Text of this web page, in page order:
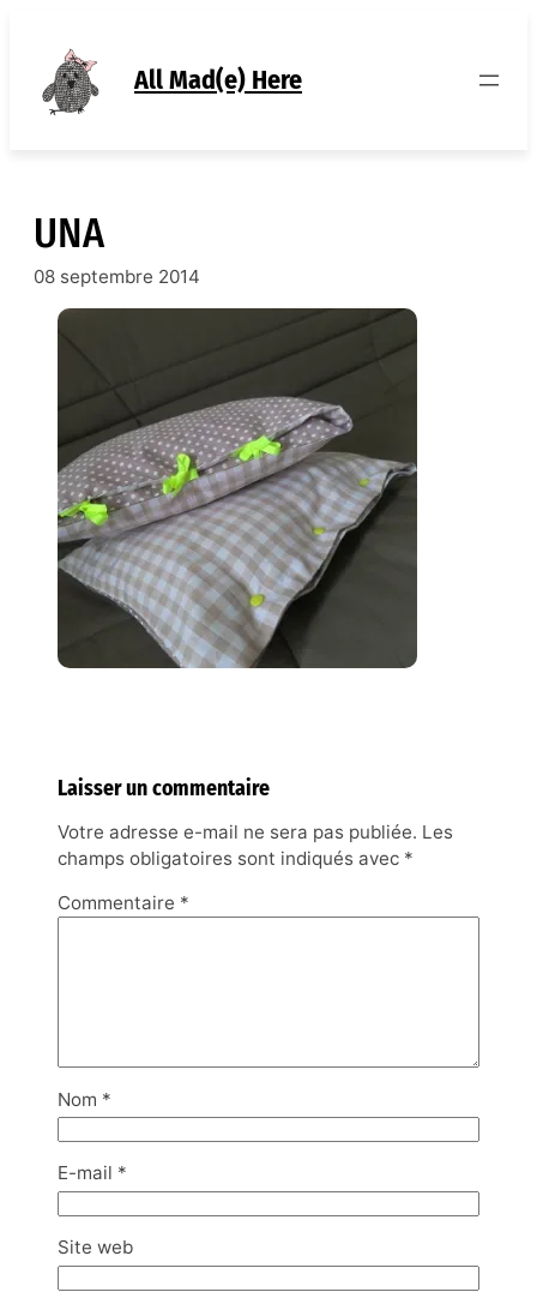
contenu
All Mad(e) Here
UNA
08 septembre 2014
Laisser un commentaire
Votre adresse e-mail ne sera pas publiée. Les
champs obligatoires sont indiqués avec *
Commentaire *
Nom *
E-mail *
Site web